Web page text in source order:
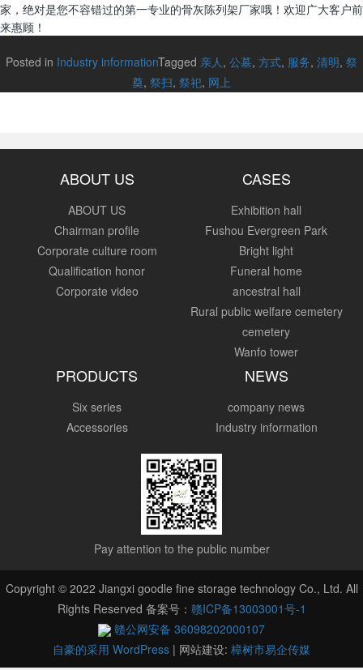
家，绝对是您不容错过的第一专业的骨灰陈列架厂家哦！欢迎广大客户前
来惠顾！
Posted in Industry informationTagged 亲人, 公墓, 方式, 服务, 清明, 祭
奠, 祭扫, 祭祀, 网上
ABOUT US
ABOUT US
Chairman profile
Corporate culture room
Qualification honor
Corporate video
CASES
Exhibition hall
Fushou Evergreen Park
Bright light
Funeral home
ancestral hall
Rural public welfare cemetery
cemetery
Wanfo tower
PRODUCTS
Six series
Accessories
NEWS
company news
Industry information
Pay attention to the public number
Copyright © 2022 Jiangxi goodle fine storage technology Co., Ltd. All
Rights Reserved 备案号： 赣ICP备13003001号-1
赣公网安备 36098202000107
自豪的采用 WordPress | 网站建设: 樟树市易企传媒